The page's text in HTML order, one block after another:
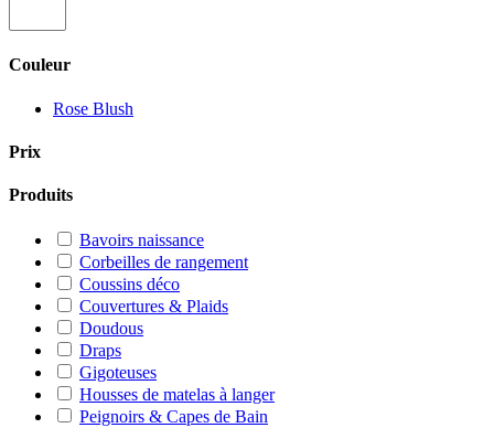
Couleur
Rose Blush
Prix
Produits
Bavoirs naissance
Corbeilles de rangement
Coussins déco
Couvertures & Plaids
Doudous
Draps
Gigoteuses
Housses de matelas à langer
Peignoirs & Capes de Bain